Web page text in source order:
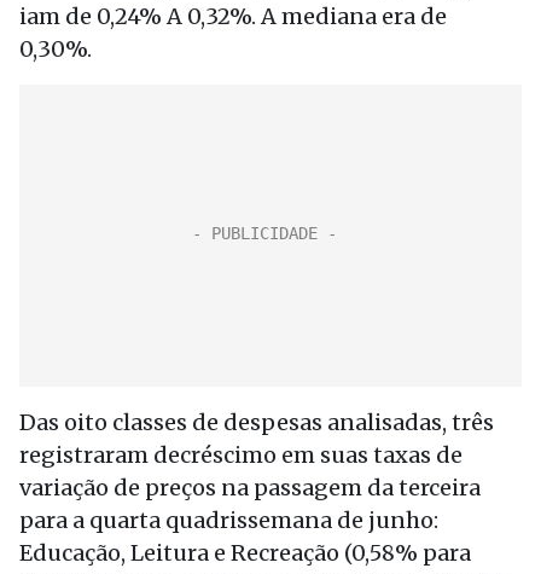
iam de 0,24% A 0,32%. A mediana era de
0,30%.
Das oito classes de despesas analisadas, três
registraram decréscimo em suas taxas de
variação de preços na passagem da terceira
para a quarta quadrissemana de junho:
Educação, Leitura e Recreação (0,58% para